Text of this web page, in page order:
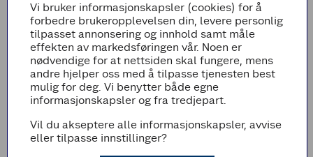
Onsdag 07:00 - 23:00
Torsdag 07:00 - 23:00
AVVIKENDE ÅPNINGSTIDER
Det er ingen avvikende åpningstider i nærmeste fremtid
VEIBESKRIVELSE
Vi bruker informasjonskapsler (cookies) for å
forbedre brukeropplevelsen din, levere personlig
tilpasset annonsering og innhold samt måle
effekten av markedsføringen vår. Noen er
nødvendige for at nettsiden skal fungere, mens
andre hjelper oss med å tilpasse tjenesten best
mulig for deg. Vi benytter både egne
informasjonskapsler og fra tredjepart.
Vil du akseptere alle informasjonskapsler, avvise
eller tilpasse innstillinger?